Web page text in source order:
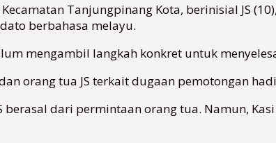
Tanjungpinang Kota, berinisial JS
berbahasa melayu.
mengambil langkah konkret untuk
orang tua JS terkait dugaan pemotongan
dari permintaan orang tua. Namun,